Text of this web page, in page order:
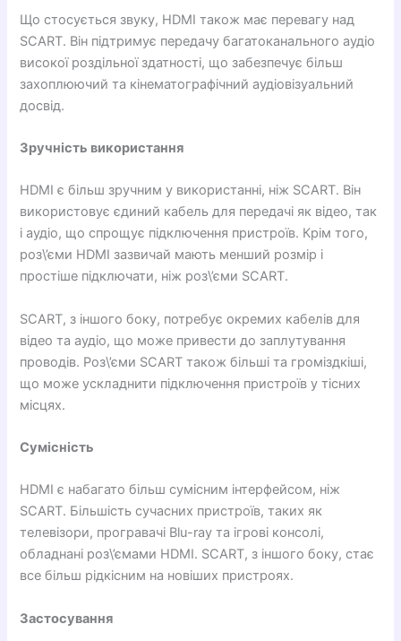
Що стосується звуку, HDMI також має перевагу над
SCART. Він підтримує передачу багатоканального аудіо
високої роздільної здатності, що забезпечує більш
захоплюючий та кінематографічний аудіовізуальний
досвід.
Зручність використання
HDMI є більш зручним у використанні, ніж SCART. Він
використовує єдиний кабель для передачі як відео, так
і аудіо, що спрощує підключення пристроїв. Крім того,
роз\’єми HDMI зазвичай мають менший розмір і
простіше підключати, ніж роз\’єми SCART.
SCART, з іншого боку, потребує окремих кабелів для
відео та аудіо, що може привести до заплутування
проводів. Роз\’єми SCART також більші та громіздкіші,
що може ускладнити підключення пристроїв у тісних
місцях.
Сумісність
HDMI є набагато більш сумісним інтерфейсом, ніж
SCART. Більшість сучасних пристроїв, таких як
телевізори, програвачі Blu-ray та ігрові консолі,
обладнані роз\’ємами HDMI. SCART, з іншого боку, стає
все більш рідкісним на новіших пристроях.
Застосування